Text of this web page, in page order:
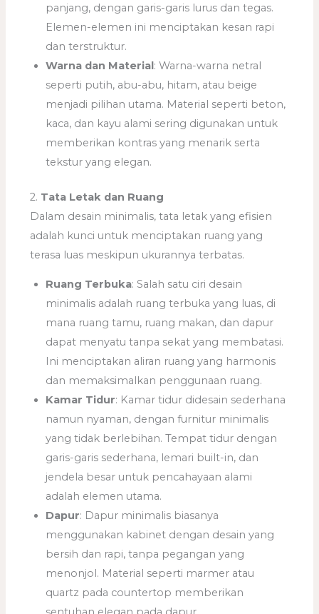
panjang, dengan garis-garis lurus dan tegas.
Elemen-elemen ini menciptakan kesan rapi
dan terstruktur.
Warna dan Material: Warna-warna netral
seperti putih, abu-abu, hitam, atau beige
menjadi pilihan utama. Material seperti beton,
kaca, dan kayu alami sering digunakan untuk
memberikan kontras yang menarik serta
tekstur yang elegan.
2. Tata Letak dan Ruang
Dalam desain minimalis, tata letak yang efisien
adalah kunci untuk menciptakan ruang yang
terasa luas meskipun ukurannya terbatas.
Ruang Terbuka: Salah satu ciri desain
minimalis adalah ruang terbuka yang luas, di
mana ruang tamu, ruang makan, dan dapur
dapat menyatu tanpa sekat yang membatasi.
Ini menciptakan aliran ruang yang harmonis
dan memaksimalkan penggunaan ruang.
Kamar Tidur: Kamar tidur didesain sederhana
namun nyaman, dengan furnitur minimalis
yang tidak berlebihan. Tempat tidur dengan
garis-garis sederhana, lemari built-in, dan
jendela besar untuk pencahayaan alami
adalah elemen utama.
Dapur: Dapur minimalis biasanya
menggunakan kabinet dengan desain yang
bersih dan rapi, tanpa pegangan yang
menonjol. Material seperti marmer atau
quartz pada countertop memberikan